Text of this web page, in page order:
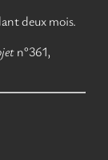
deux mois.
n°361,